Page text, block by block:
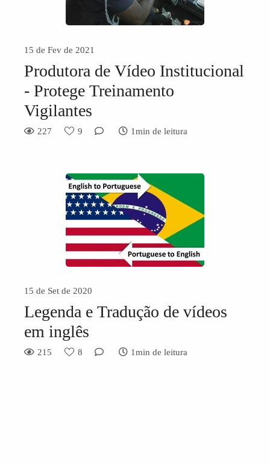
15 de Fev de 2021
Produtora de Vídeo Institucional
- Protege Treinamento
Vigilantes
227 9 1min de leitura
15 de Set de 2020
Legenda e Tradução de vídeos
em inglês
215 8 1min de leitura